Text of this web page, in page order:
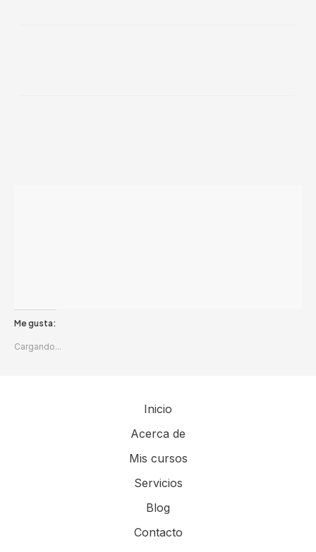
Me gusta:
Cargando...
Inicio
Acerca de
Mis cursos
Servicios
Blog
Contacto